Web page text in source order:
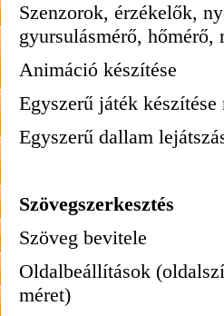
Szenzorok, érzékelők,
gyursulásmérő, hőmérő,
Animáció készítése
Egyszerű játék
Egyszerű dallam
Szövegszerkesztés
Szöveg bevitele
Oldalbeállítások
méret)